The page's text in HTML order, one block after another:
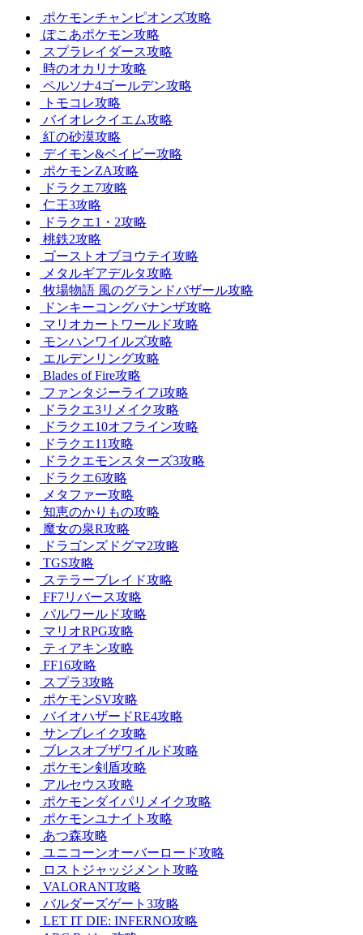
ポケモンチャンピオンズ攻略
ぽこあポケモン攻略
スプラレイダース攻略
時のオカリナ攻略
ペルソナ4ゴールデン攻略
トモコレ攻略
バイオレクイエム攻略
紅の砂漠攻略
デイモン&ベイビー攻略
ポケモンZA攻略
ドラクエ7攻略
仁王3攻略
ドラクエ1・2攻略
桃鉄2攻略
ゴーストオブヨウテイ攻略
メタルギアデルタ攻略
牧場物語 風のグランドバザール攻略
ドンキーコングバナンザ攻略
マリオカートワールド攻略
モンハンワイルズ攻略
エルデンリング攻略
Blades of Fire攻略
ファンタジーライフi攻略
ドラクエ3リメイク攻略
ドラクエ10オフライン攻略
ドラクエ11攻略
ドラクエモンスターズ3攻略
ドラクエ6攻略
メタファー攻略
知恵のかりもの攻略
魔女の泉R攻略
ドラゴンズドグマ2攻略
TGS攻略
ステラーブレイド攻略
FF7リバース攻略
パルワールド攻略
マリオRPG攻略
ティアキン攻略
FF16攻略
スプラ3攻略
ポケモンSV攻略
バイオハザードRE4攻略
サンブレイク攻略
ブレスオブザワイルド攻略
ポケモン剣盾攻略
アルセウス攻略
ポケモンダイパリメイク攻略
ポケモンユナイト攻略
あつ森攻略
ユニコーンオーバーロード攻略
ロストジャッジメント攻略
VALORANT攻略
バルダーズゲート3攻略
LET IT DIE: INFERNO攻略